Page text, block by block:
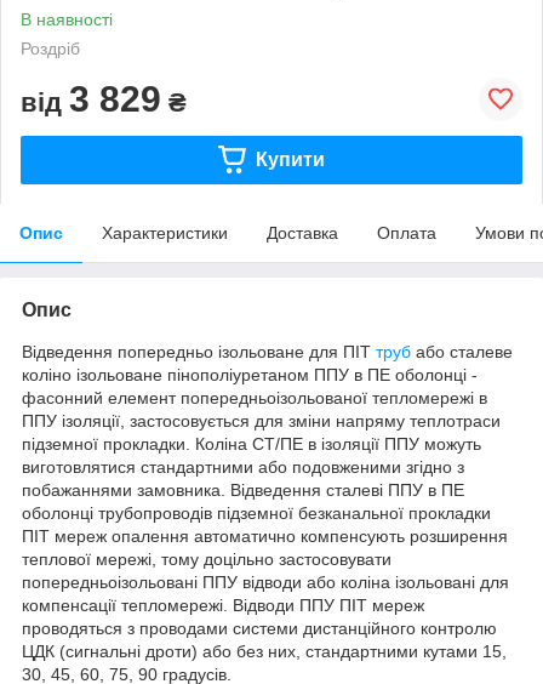
В наявності
Роздріб
від 3 829 ₴
Купити
Опис Характеристики Доставка Оплата Умови
Опис
Відведення попередньо ізольоване для ПІТ труб або сталеве
коліно ізольоване пінополіуретаном ППУ в ПЕ оболонці -
фасонний елемент попередньоізольованої тепломережі в
ППУ ізоляції, застосовується для зміни напряму теплотраси
підземної прокладки. Коліна СТ/ПЕ в ізоляції ППУ можуть
виготовлятися стандартними або подовженими згідно з
побажаннями замовника. Відведення сталеві ППУ в ПЕ
оболонці трубопроводів підземної безканальної прокладки
ПІТ мереж опалення автоматично компенсують розширення
теплової мережі, тому доцільно застосовувати
попередньоізольовані ППУ відводи або коліна ізольовані для
компенсації тепломережі. Відводи ППУ ПІТ мереж
проводяться з проводами системи дистанційного контролю
ЦДК (сигнальні дроти) або без них, стандартними кутами 15,
30, 45, 60, 75, 90 градусів.